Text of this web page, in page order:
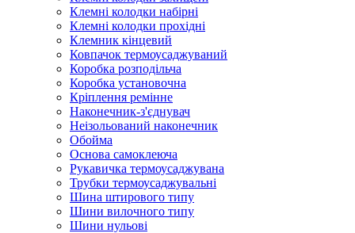
Клемні колодки набірні
Клемні колодки прохідні
Клемник кінцевий
Ковпачок термоусаджуваний
Коробка розподільча
Коробка установочна
Кріплення ремінне
Наконечник-з'єднувач
Неізольований наконечник
Обойма
Основа самоклеюча
Рукавичка термоусаджувана
Трубки термоусаджувальні
Шина штирового типу
Шини вилочного типу
Шини нульові